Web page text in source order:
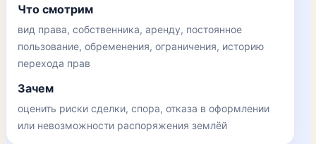
Что смотрим
вид права, собственника, аренду, постоянное
пользование, обременения, ограничения, историю
перехода прав
Зачем
оценить риски сделки, спора, отказа в оформлении
или невозможности распоряжения землёй